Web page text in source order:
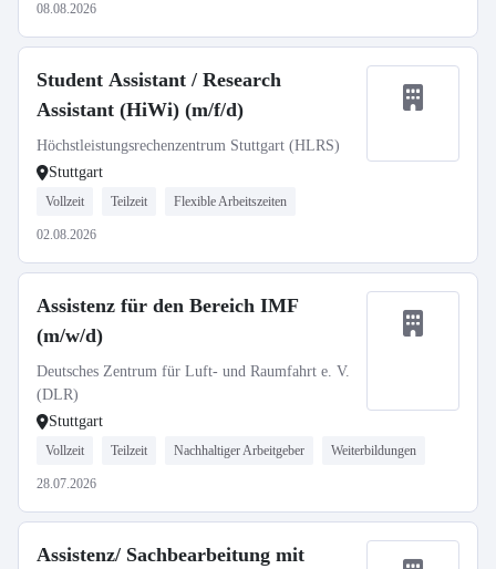
08.08.2026
Student Assistant / Research
Assistant (HiWi) (m/f/d)
Höchstleistungsrechenzentrum Stuttgart (HLRS)
Stuttgart
Vollzeit Teilzeit Flexible Arbeitszeiten
02.08.2026
Assistenz für den Bereich IMF
(m/w/d)
Deutsches Zentrum für Luft- und Raumfahrt e. V.
(DLR)
Stuttgart
Vollzeit Teilzeit Nachhaltiger Arbeitgeber Weiterbildungen
28.07.2026
Assistenz/ Sachbearbeitung mit